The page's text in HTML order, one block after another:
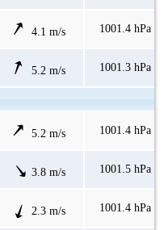
4.1 m/s 1001.4 hPa
5.2 m/s 1001.3 hPa
5.2 m/s 1001.4 hPa
3.8 m/s 1001.5 hPa
2.3 m/s 1001.4 hPa